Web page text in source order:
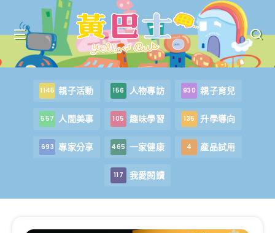
1145 親子活動 156 人物專訪 930 親子育兒
557 人間美事 105 趣味學習 135 升學導向
693 專家分享 465 一家健康 4 產品試用
117 我愛閱讀